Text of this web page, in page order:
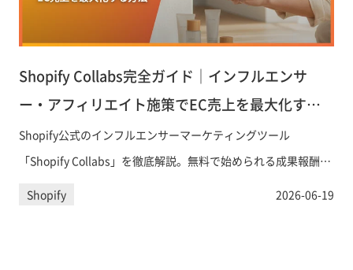
Shopify Collabs完全ガイド｜インフルエンサ
ー・アフィリエイト施策でEC売上を最大化する
方法
Shopify公式のインフルエンサーマーケティングツール
「Shopify Collabs」を徹底解説。無料で始められる成果報酬型
の仕組み、クリエイターとの連携方法、アフィリエイト手数料
Shopify 2026-06-19